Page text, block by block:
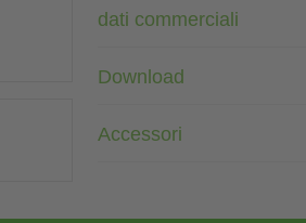
dati commerciali
Download
Accessori